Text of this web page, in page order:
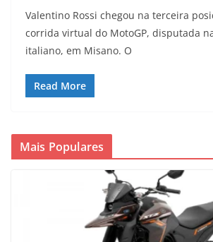
Valentino Rossi chegou na terceira
corrida virtual do MotoGP, disputada
italiano, em Misano. O
Read More
Mais Populares